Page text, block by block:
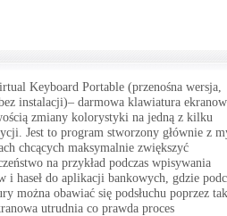
Keyboard Portable (przenośna wersja,
instalacji)– darmowa klawiatura
zmiany kolorystyki na jedną z kilku
Jest to program stworzony głównie z
chcących maksymalnie zwiększyć
na przykład podczas wpisywania
i haseł do aplikacji bankowych, gdzie
można obawiać się podsłuchu poprzez tak
utrudnia co prawda proces